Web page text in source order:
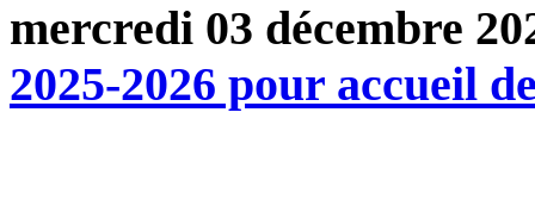
mercredi 03 décembre
2025-2026 pour accueil